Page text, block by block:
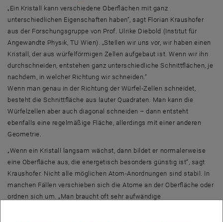
„Ein Kristall kann verschiedene Oberflächen mit ganz
unterschiedlichen Eigenschaften haben“, sagt Florian Kraushofer
aus der Forschungsgruppe von Prof. Ulrike Diebold (Institut für
Angewandte Physik, TU Wien). „Stellen wir uns vor, wir haben einen
Kristall, der aus würfelförmigen Zellen aufgebaut ist. Wenn wir ihn
durchschneiden, entstehen ganz unterschiedliche Schnittflächen, je
nachdem, in welcher Richtung wir schneiden.“
Wenn man genau in der Richtung der Würfel-Zellen schneidet,
besteht die Schnittfläche aus lauter Quadraten. Man kann die
Würfelzellen aber auch diagonal schneiden – dann entsteht
ebenfalls eine regelmäßige Fläche, allerdings mit einer anderen
Geometrie.
„Wenn ein Kristall langsam wächst, dann bildet er normalerweise
eine Oberfläche aus, die energetisch besonders günstig ist“, sagt
Kraushofer. Nicht alle möglichen Atom-Anordnungen sind stabil. In
manchen Fällen verschieben sich die Atome an der Oberfläche oder
ordnen sich um. „Man braucht oft sehr aufwändige